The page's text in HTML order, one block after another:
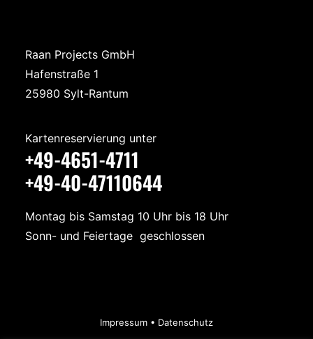
Raan Projects GmbH
Hafenstraße 1
25980 Sylt-Rantum
Kartenreservierung unter
+49-4651-4711
+49-40-47110644
Montag bis Samstag 10 Uhr bis 18 Uhr
Sonn- und Feiertage geschlossen
Impressum • Datenschutz